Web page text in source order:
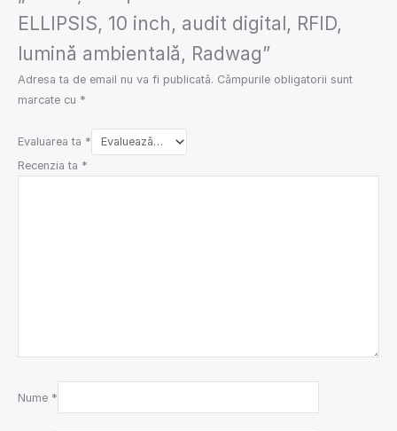
ELLIPSIS, 10 inch, audit digital, RFID,
lumină ambientală, Radwag”
Adresa ta de email nu va fi publicată. Câmpurile obligatorii sunt
marcate cu *
Evaluarea ta *
Recenzia ta *
Nume *